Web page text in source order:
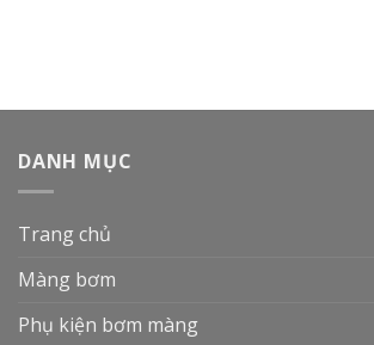
DANH MỤC
Trang chủ
Màng bơm
Phụ kiện bơm màng